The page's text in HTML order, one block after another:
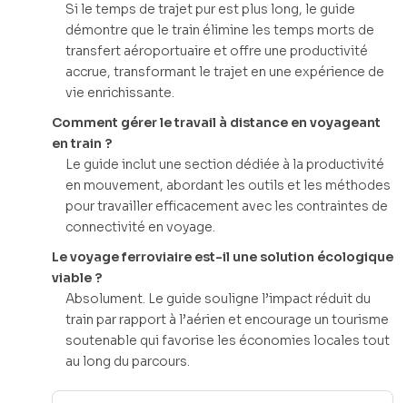
Si le temps de trajet pur est plus long, le guide
démontre que le train élimine les temps morts de
transfert aéroportuaire et offre une productivité
accrue, transformant le trajet en une expérience de
vie enrichissante.
Comment gérer le travail à distance en voyageant
en train ?
Le guide inclut une section dédiée à la productivité
en mouvement, abordant les outils et les méthodes
pour travailler efficacement avec les contraintes de
connectivité en voyage.
Le voyage ferroviaire est-il une solution écologique
viable ?
Absolument. Le guide souligne l’impact réduit du
train par rapport à l’aérien et encourage un tourisme
soutenable qui favorise les économies locales tout
au long du parcours.